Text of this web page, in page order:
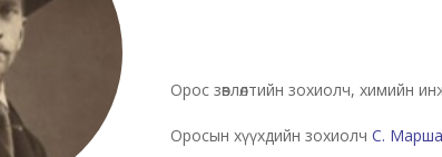
Орос зөвлөлтийн зохиолч, химийн
Оросын хүүхдийн зохиолч С.